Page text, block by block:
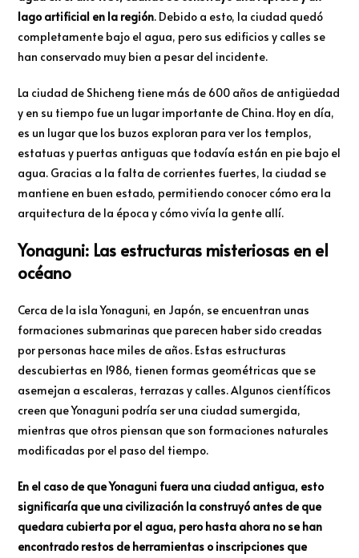
lago artificial en la región. Debido a esto, la ciudad quedó
completamente bajo el agua, pero sus edificios y calles se
han conservado muy bien a pesar del incidente.
La ciudad de Shicheng tiene más de 600 años de antigüedad
y en su tiempo fue un lugar importante de China. Hoy en día,
es un lugar que los buzos exploran para ver los templos,
estatuas y puertas antiguas que todavía están en pie bajo el
agua. Gracias a la falta de corrientes fuertes, la ciudad se
mantiene en buen estado, permitiendo conocer cómo era la
arquitectura de la época y cómo vivía la gente allí.
Yonaguni: Las estructuras misteriosas en el
océano
Cerca de la isla Yonaguni, en Japón, se encuentran unas
formaciones submarinas que parecen haber sido creadas
por personas hace miles de años. Estas estructuras
descubiertas en 1986, tienen formas geométricas que se
asemejan a escaleras, terrazas y calles. Algunos científicos
creen que Yonaguni podría ser una ciudad sumergida,
mientras que otros piensan que son formaciones naturales
modificadas por el paso del tiempo.
En el caso de que Yonaguni fuera una ciudad antigua, esto
significaría que una civilización la construyó antes de que
quedara cubierta por el agua, pero hasta ahora no se han
encontrado restos de herramientas o inscripciones que